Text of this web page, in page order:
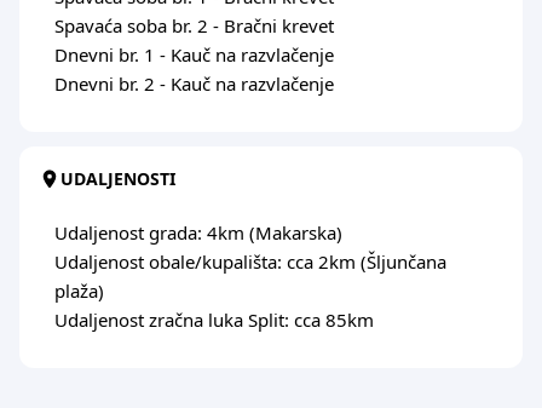
Spavaća soba br. 2 - Bračni krevet
Dnevni br. 1 - Kauč na razvlačenje
Dnevni br. 2 - Kauč na razvlačenje
UDALJENOSTI
Udaljenost grada: 4km (Makarska)
Udaljenost obale/kupališta: cca 2km (Šljunčana
plaža)
Udaljenost zračna luka Split: cca 85km